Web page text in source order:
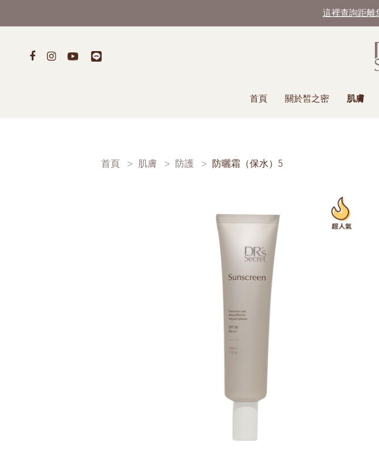
這裡查詢距離
首頁 關於皙之密 肌膚
首頁 肌膚 防護 防曬霜（保水）5